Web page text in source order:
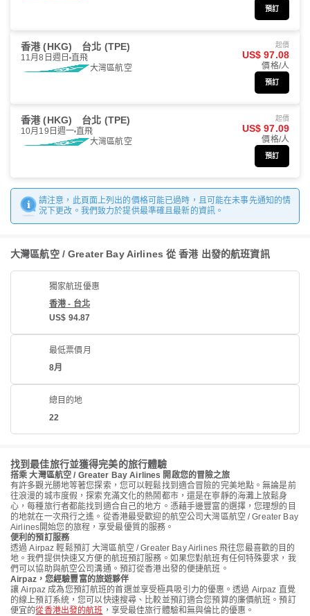
預訂
香港 (HKG) 台北 (TPE)
11月8日週日 直飛
大灣區航空
起價
US$ 97.08
價格/人
預訂
香港 (HKG) 台北 (TPE)
10月19日週一 直飛
大灣區航空
起價
US$ 97.09
價格/人
預訂
請注意，此頁面上列出的價格可能已過時，且可能在未事先通知的情
況下更改。我們致力於提供最準確且最新的資訊。
大灣區航空 / Greater Bay Airlines 從 香港 出發的航班資訊
獨家航班優惠
香港 - 台北
US$ 94.87
最低票價月
8月
總目的地
22
找到最佳旅行並獲得完美的旅行體驗
搭乘 大灣區航空 / Greater Bay Airlines 開啟您的冒險之旅
有許多觀光勝地等著您探索，您可以輕鬆找到適合冒險的完美地點。無論是前
往浪漫的城市度假，探索充滿文化的熱鬧都市，還是在寧靜的海灘上放鬆身
心，每種旅行者都能找到適合自己的地方。憑藉手邊豐富的選擇，您理想的目
的地就在一次飛行之遙。從香港最受歡迎的航空公司大灣區航空 / Greater Bay
Airlines開始您的旅程，享受最優質的服務。
便利的預訂服務
透過 Airpaz 輕鬆預訂 大灣區航空 / Greater Bay Airlines 飛往您最喜歡的目的
地。我們提供快速又方便的航班預訂服務。如果您對航班有任何特殊要求，我
們可以協助與航空公司溝通。預訂從香港出發的便捷航班。
Airpaz，您經驗豐富的旅遊夥伴
讓 Airpaz 成為您預訂航班的首選並享受極具吸引力的優惠。透過 Airpaz 直覺
的線上預訂系統，您可以快速搜尋、比較並預訂適合您預算的廉價航班。預訂
便宜的從香港出發的航班 ，享受最佳旅行體驗和無與倫比的優惠。